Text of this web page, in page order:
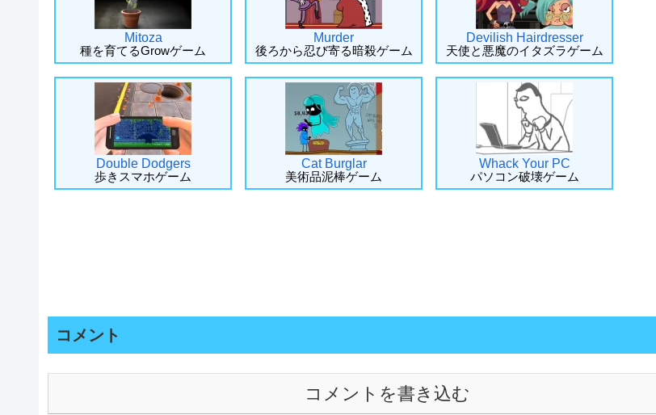
Mitoza
種を育てるGrowゲーム
Murder
後ろから忍び寄る暗殺ゲーム
Devilish Hairdresser
天使と悪魔のイタズラゲーム
Double Dodgers
歩きスマホゲーム
Cat Burglar
美術品泥棒ゲーム
Whack Your PC
パソコン破壊ゲーム
コメント
コメントを書き込む